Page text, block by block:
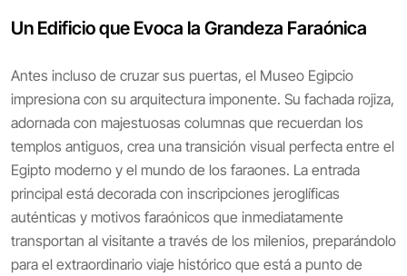
Un Edificio que Evoca la Grandeza Faraónica
Antes incluso de cruzar sus puertas, el Museo Egipcio
impresiona con su arquitectura imponente. Su fachada rojiza,
adornada con majestuosas columnas que recuerdan los
templos antiguos, crea una transición visual perfecta entre el
Egipto moderno y el mundo de los faraones. La entrada
principal está decorada con inscripciones jeroglíficas
auténticas y motivos faraónicos que inmediatamente
transportan al visitante a través de los milenios, preparándolo
para el extraordinario viaje histórico que está a punto de